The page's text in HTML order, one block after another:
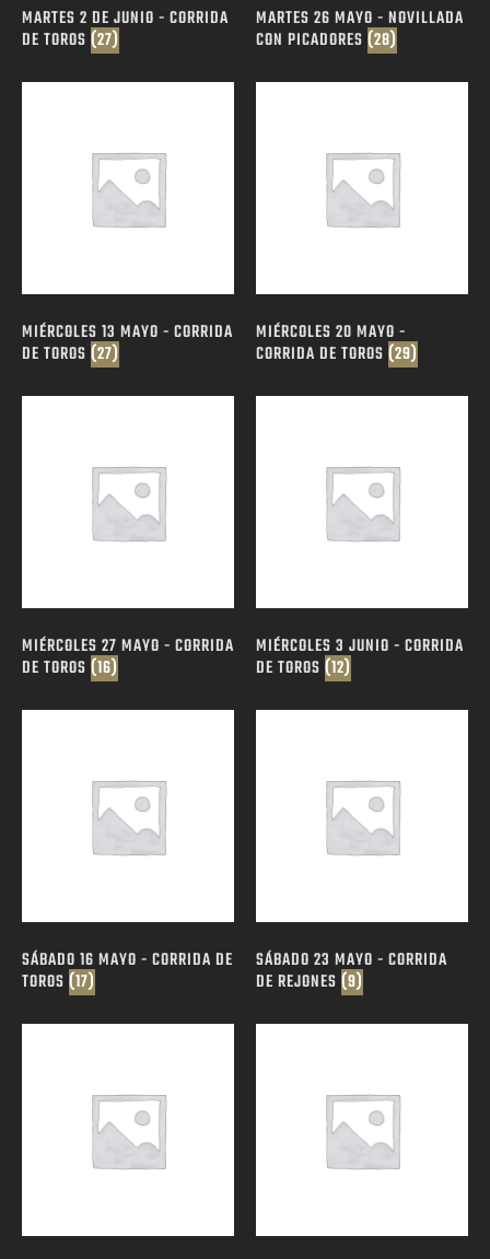
MARTES 2 DE JUNIO - CORRIDA
DE TOROS (27)
MARTES 26 MAYO - NOVILLADA
CON PICADORES (28)
MIÉRCOLES 13 MAYO - CORRIDA
DE TOROS (27)
MIÉRCOLES 20 MAYO -
CORRIDA DE TOROS (29)
MIÉRCOLES 27 MAYO - CORRIDA
DE TOROS (16)
MIÉRCOLES 3 JUNIO - CORRIDA
DE TOROS (12)
SÁBADO 16 MAYO - CORRIDA DE
TOROS (17)
SÁBADO 23 MAYO - CORRIDA
DE REJONES (9)